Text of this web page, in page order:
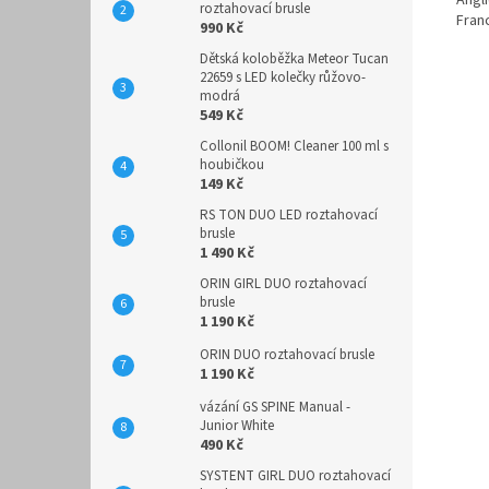
roztahovací brusle
990 Kč
Dětská koloběžka Meteor Tucan
22659 s LED kolečky růžovo-
modrá
549 Kč
Collonil BOOM! Cleaner 100 ml s
houbičkou
149 Kč
RS TON DUO LED roztahovací
brusle
1 490 Kč
ORIN GIRL DUO roztahovací
brusle
1 190 Kč
ORIN DUO roztahovací brusle
1 190 Kč
vázání GS SPINE Manual -
Junior White
490 Kč
SYSTENT GIRL DUO roztahovací